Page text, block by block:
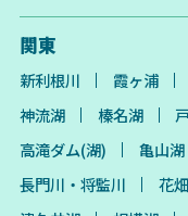
関東
新利根川 霞ヶ浦
神流湖
榛名湖
高滝ダム(湖)
亀山湖
長門川・将監川
花